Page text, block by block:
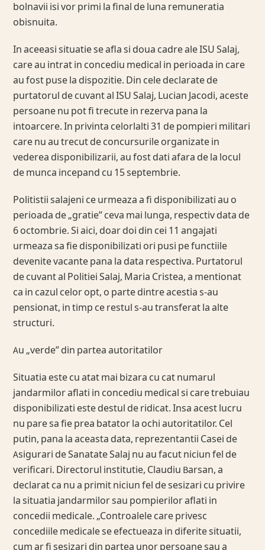
bolnavii isi vor primi la final de luna remuneratia
obisnuita.
In aceeasi situatie se afla si doua cadre ale ISU Salaj,
care au intrat in concediu medical in perioada in care
au fost puse la dispozitie. Din cele declarate de
purtatorul de cuvant al ISU Salaj, Lucian Jacodi, aceste
persoane nu pot fi trecute in rezerva pana la
intoarcere. In privinta celorlalti 31 de pompieri militari
care nu au trecut de concursurile organizate in
vederea disponibilizarii, au fost dati afara de la locul
de munca incepand cu 15 septembrie.
Politistii salajeni ce urmeaza a fi disponibilizati au o
perioada de „gratie” ceva mai lunga, respectiv data de
6 octombrie. Si aici, doar doi din cei 11 angajati
urmeaza sa fie disponibilizati ori pusi pe functiile
devenite vacante pana la data respectiva. Purtatorul
de cuvant al Politiei Salaj, Maria Cristea, a mentionat
ca in cazul celor opt, o parte dintre acestia s-au
pensionat, in timp ce restul s-au transferat la alte
structuri.
Au „verde” din partea autoritatilor
Situatia este cu atat mai bizara cu cat numarul
jandarmilor aflati in concediu medical si care trebuiau
disponibilizati este destul de ridicat. Insa acest lucru
nu pare sa fie prea batator la ochi autoritatilor. Cel
putin, pana la aceasta data, reprezentantii Casei de
Asigurari de Sanatate Salaj nu au facut niciun fel de
verificari. Directorul institutie, Claudiu Barsan, a
declarat ca nu a primit niciun fel de sesizari cu privire
la situatia jandarmilor sau pompierilor aflati in
concedii medicale. „Controalele care privesc
concediile medicale se efectueaza in diferite situatii,
cum ar fi sesizari din partea unor persoane sau a